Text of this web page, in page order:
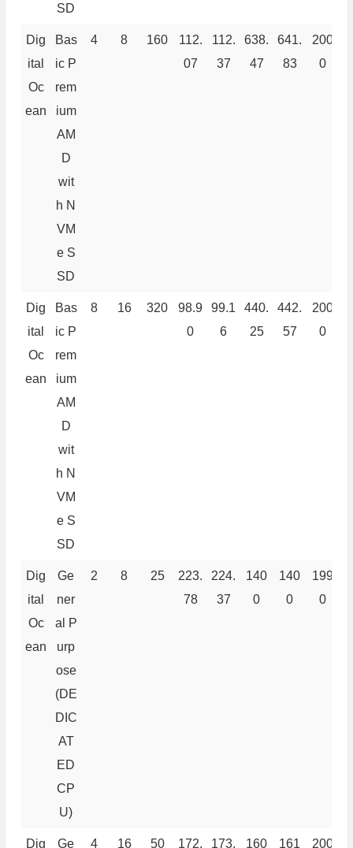
SD
Dig
ital
Oc
ean
Bas
ic P
rem
ium
AM
D
wit
h N
VM
e S
SD
4 8 160
112.
07
112.
37
638.
47
641.
83
200
0
Dig
ital
Oc
ean
Bas
ic P
rem
ium
AM
D
wit
h N
VM
e S
SD
8 16 320
98.9
0
99.1
6
440.
25
442.
57
200
0
Dig
ital
Oc
ean
Ge
ner
al P
urp
ose
(DE
DIC
AT
ED
CP
U)
2 8 25
223.
78
224.
37
140
0
140
0
199
0
Dig
Ge
4 16 50
172.
173.
160
161
200